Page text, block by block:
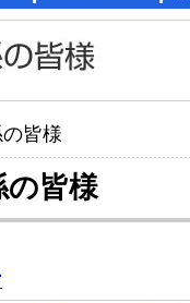
皆様
の皆様